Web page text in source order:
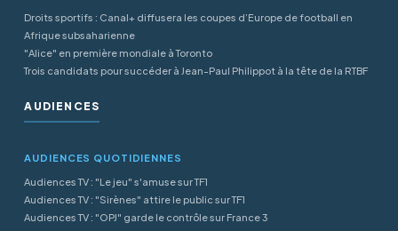
Droits sportifs : Canal+ diffusera les coupes d’Europe de football en
Afrique subsaharienne
"Alice" en première mondiale à Toronto
Trois candidats pour succéder à Jean-Paul Philippot à la tête de la RTBF
AUDIENCES
AUDIENCES QUOTIDIENNES
Audiences TV : "Le jeu" s'amuse sur TF1
Audiences TV : "Sirènes" attire le public sur TF1
Audiences TV : "OPJ" garde le contrôle sur France 3